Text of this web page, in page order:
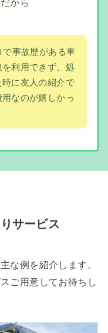
事故歴がある車
利用できず、処
に友人の紹介で
なのが嬉しかっ
サービス
な例を紹介します。
ご用意してお待ちし